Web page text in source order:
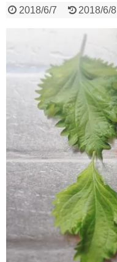
2018/6/7 2018/6/8